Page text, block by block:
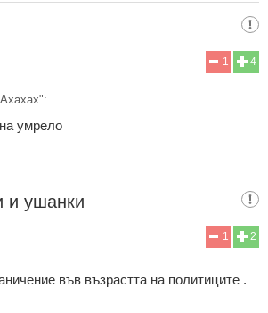
4
1
умрело
и ушанки
2
1
във възрастта на политиците .